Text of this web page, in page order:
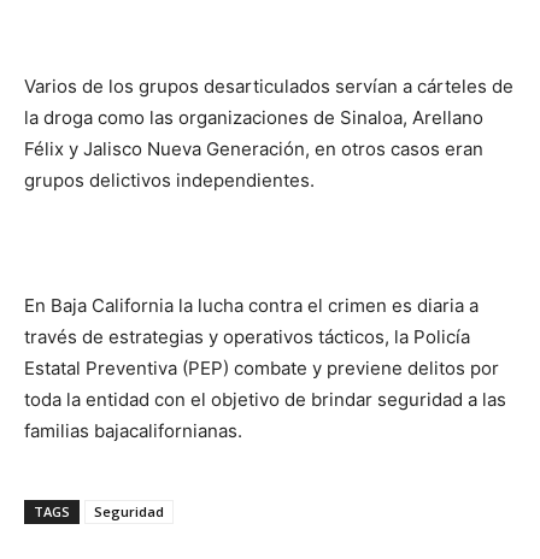
Varios de los grupos desarticulados servían a cárteles de
la droga como las organizaciones de Sinaloa, Arellano
Félix y Jalisco Nueva Generación, en otros casos eran
grupos delictivos independientes.
En Baja California la lucha contra el crimen es diaria a
través de estrategias y operativos tácticos, la Policía
Estatal Preventiva (PEP) combate y previene delitos por
toda la entidad con el objetivo de brindar seguridad a las
familias bajacalifornianas.
TAGS Seguridad